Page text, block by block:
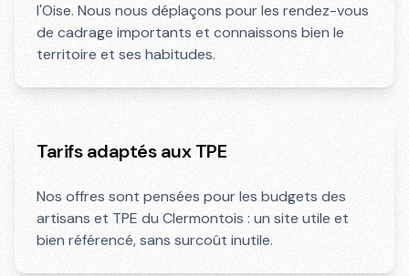
l'Oise. Nous nous déplaçons pour les rendez-vous
de cadrage importants et connaissons bien le
territoire et ses habitudes.
Tarifs adaptés aux TPE
Nos offres sont pensées pour les budgets des
artisans et TPE du Clermontois : un site utile et
bien référencé, sans surcoût inutile.